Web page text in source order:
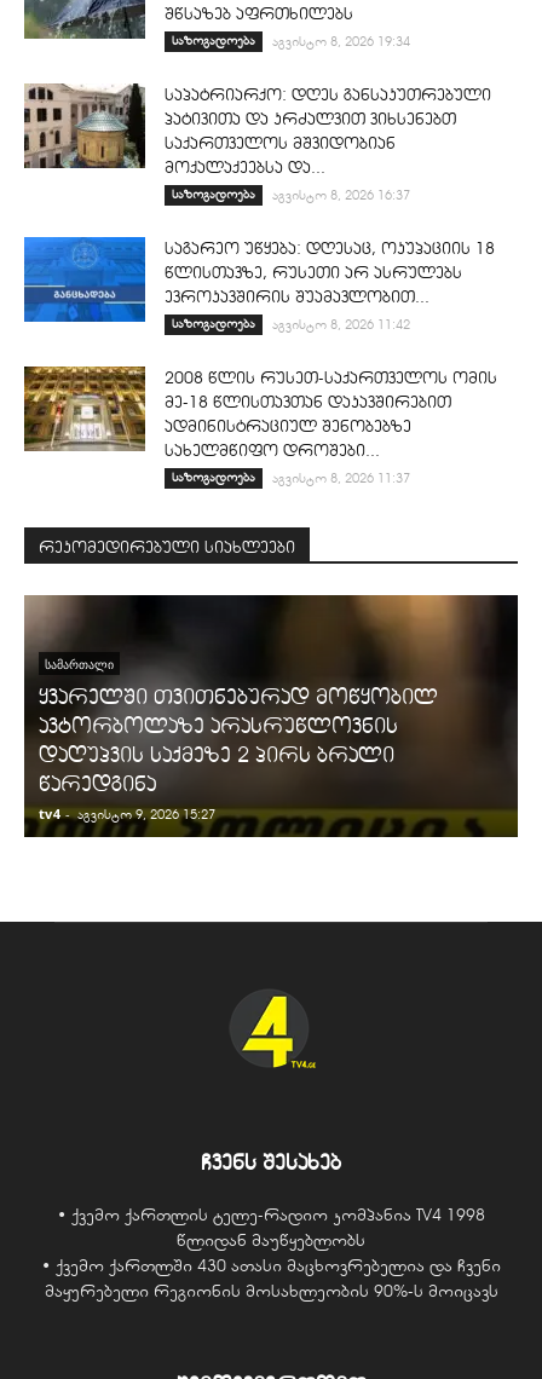
შწსაზებ აფრთხილებს
საზოგადოება აგვისტო 8, 2026 19:34
საპატრიარქო: დღეს განსაკუთრებული
პატივითა და კრძალვით ვიხსენებთ
საქართველოს მშვიდობიან
მოქალაქეებსა და...
საზოგადოება აგვისტო 8, 2026 16:37
საგარეო უწყება: დღესაც, ოკუპაციის 18
წლისთავზე, რუსეთი არ ასრულებს
ევროკავშირის შუამავლობით...
საზოგადოება აგვისტო 8, 2026 11:42
2008 წლის რუსეთ-საქართველოს ომის
მე-18 წლისთავთან დაკავშირებით
ადმინისტრაციულ შენობებზე
სახელმწიფო დროშები...
საზოგადოება აგვისტო 8, 2026 11:37
რეკომედირებული სიახლეები
ᲡᲐᲛᲐᲠᲗᲐᲚᲘ
ყვარელში თვითნებურად მოწყობილ
ავტორბოლაზე არასრუწლოვნის
დაღუპვის საქმეზე 2 პირს ბრალი
წარედგინა
tv4 - აგვისტო 9, 2026 15:27
ჩვენს შესახებ
• ქვემო ქართლის ტელე-რადიო კომპანია TV4 1998
წლიდან მაუწყებლობს
• ქვემო ქართლში 430 ათასი მაცხოვრებელია და ჩვენი
მაყურებელი რეგიონის მოსახლეობის 90%-ს მოიცავს